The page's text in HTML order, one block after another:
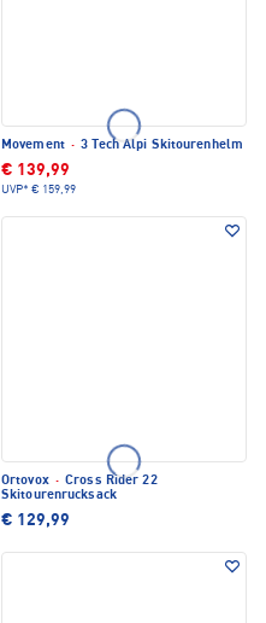
Movement · 3 Tech Alpi Skitourenhelm
€ 139,99
UVP* € 159,99
Ortovox · Cross Rider 22
Skitourenrucksack
€ 129,99